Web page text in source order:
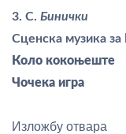
3. С. Бинички
Сценска музика за
Коло кокоњеште
Чочека игра
Изложбу отвара